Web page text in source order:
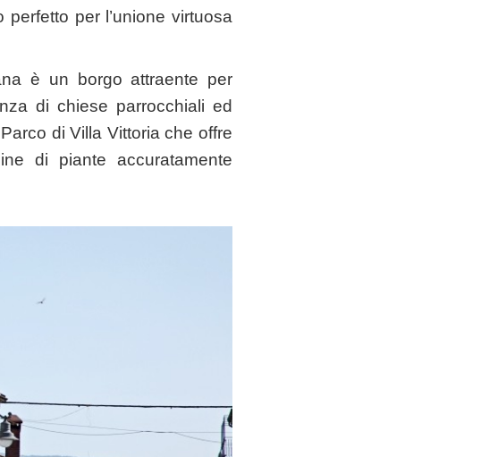
per l’unione virtuosa
è un borgo attraente per
di chiese parrocchiali ed
di Villa Vittoria che offre
di piante accuratamente